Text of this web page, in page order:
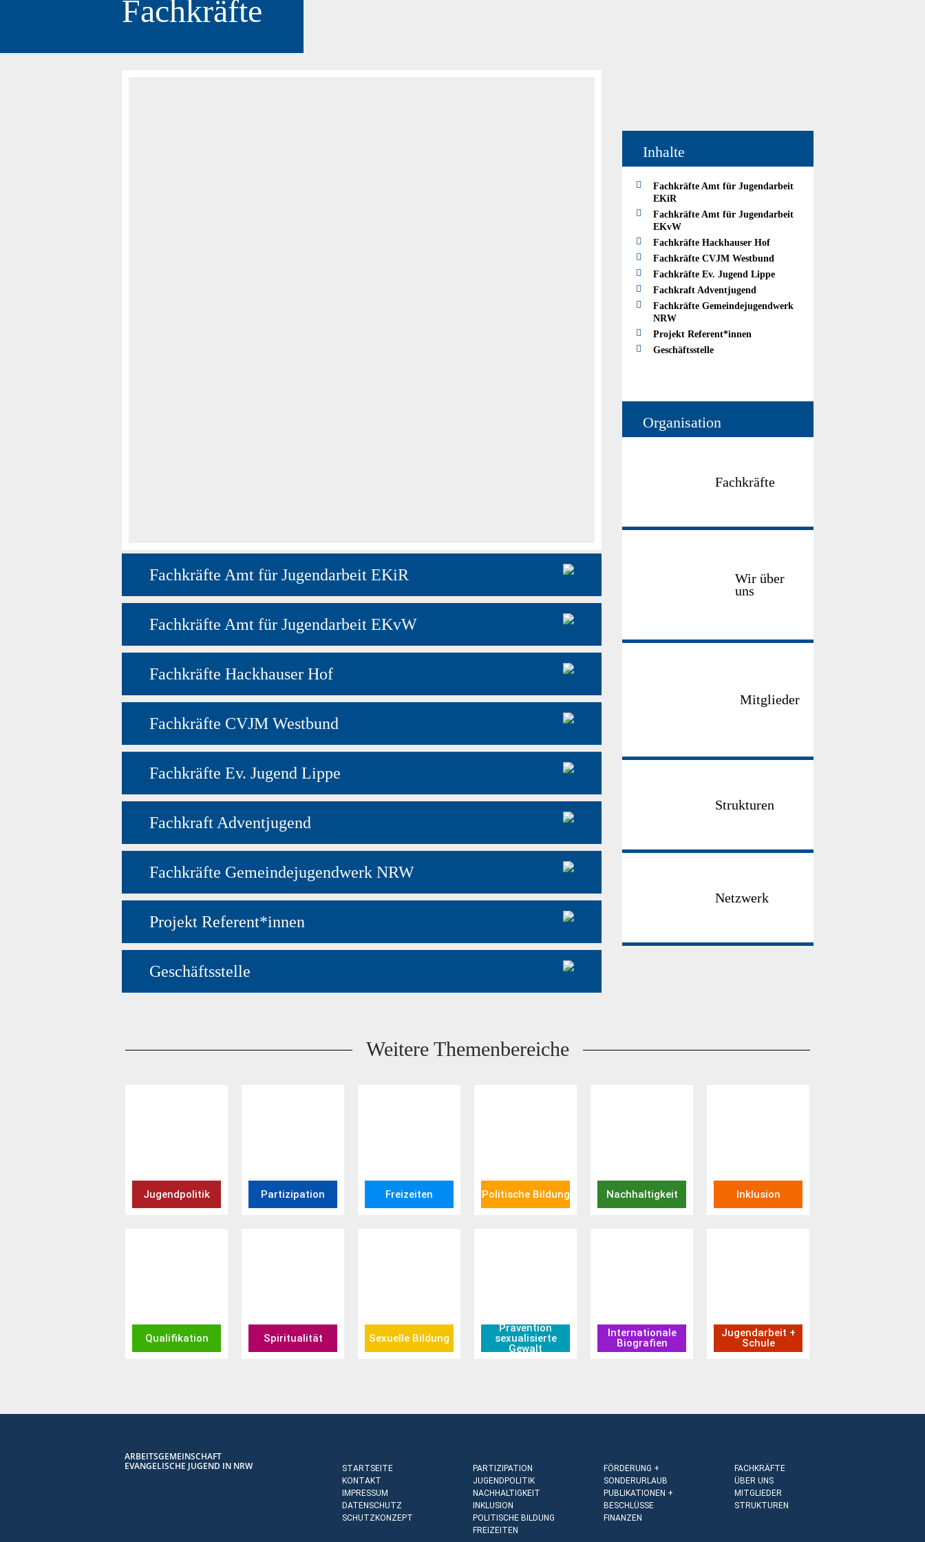
Fachkräfte
Fachkräfte Amt für Jugendarbeit EKiR
Fachkräfte Amt für Jugendarbeit EKvW
Fachkräfte Hackhauser Hof
Fachkräfte CVJM Westbund
Fachkräfte Ev. Jugend Lippe
Fachkraft Adventjugend
Fachkräfte Gemeindejugendwerk NRW
Projekt Referent*innen
Geschäftsstelle
Inhalte
Fachkräfte Amt für Jugendarbeit
EKiR
Fachkräfte Amt für Jugendarbeit
EKvW
Fachkräfte Hackhauser Hof
Fachkräfte CVJM Westbund
Fachkräfte Ev. Jugend Lippe
Fachkraft Adventjugend
Fachkräfte Gemeindejugendwerk
NRW
Projekt Referent*innen
Geschäftsstelle
Organisation
Fachkräfte
Wir über
uns
Mitglieder
Strukturen
Netzwerk
Weitere Themenbereiche
Jugendpolitik Partizipation Freizeiten Politische Bildung Nachhaltigkeit Inklusion
Qualifikation Spiritualität Sexuelle Bildung
Prävention
sexualisierte
Gewalt
Internationale
Biografien
Jugendarbeit +
Schule
ARBEITSGEMEINSCHAFT
EVANGELISCHE JUGEND IN NRW
STARTSEITE
KONTAKT
IMPRESSUM
DATENSCHUTZ
SCHUTZKONZEPT
PARTIZIPATION
JUGENDPOLITIK
NACHHALTIGKEIT
INKLUSION
POLITISCHE BILDUNG
FREIZEITEN
FÖRDERUNG +
SONDERURLAUB
PUBLIKATIONEN +
BESCHLÜSSE
FINANZEN
FACHKRÄFTE
ÜBER UNS
MITGLIEDER
STRUKTUREN